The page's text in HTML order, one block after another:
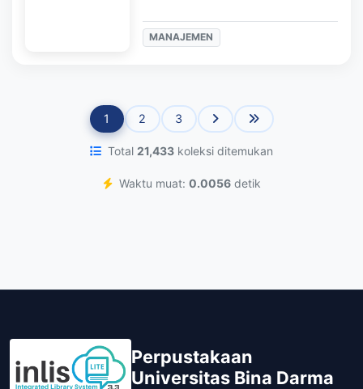
MANAJEMEN
1 2 3
Total 21,433 koleksi ditemukan
Waktu muat: 0.0056detik
Perpustakaan
Universitas Bina Darma